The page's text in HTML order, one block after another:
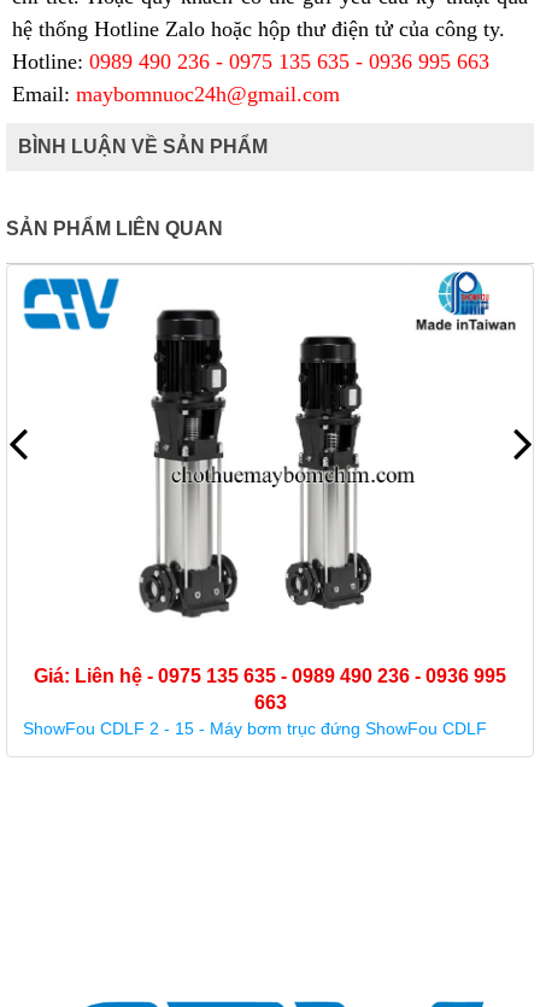
hệ thống Hotline Zalo hoặc hộp thư điện tử của công ty.
Hotline: 0989 490 236 - 0975 135 635 - 0936 995 663
Email: maybomnuoc24h@gmail.com
BÌNH LUẬN VỀ SẢN PHẨM
SẢN PHẨM LIÊN QUAN
995
CDLF